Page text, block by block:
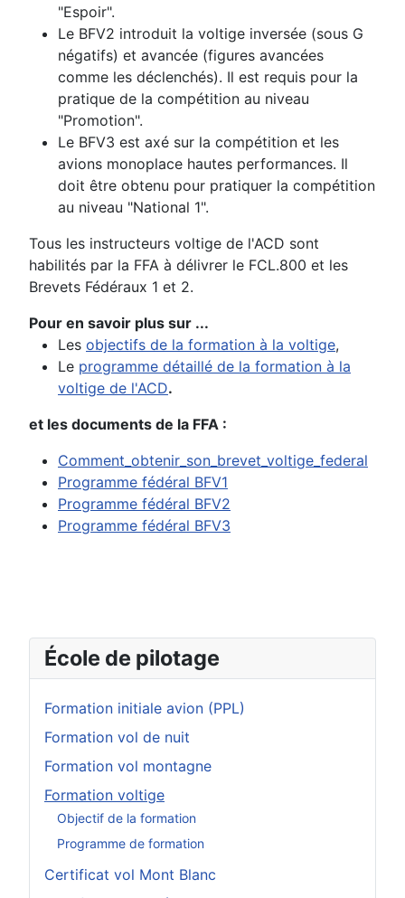
École de pilotage
Formation initiale avion (PPL)
Formation vol de nuit
Formation vol montagne
Formation voltige
Objectif de la formation
Programme de formation
Certificat vol Mont Blanc
"Espoir".
Le BFV2 introduit la voltige inversée (sous G
négatifs) et avancée (figures avancées
comme les déclenchés). Il est requis pour la
pratique de la compétition au niveau
"Promotion".
Le BFV3 est axé sur la compétition et les
avions monoplace hautes performances. Il
doit être obtenu pour pratiquer la compétition
au niveau "National 1".
Tous les instructeurs voltige de l'ACD sont
habilités par la FFA à délivrer le FCL.800 et les
Brevets Fédéraux 1 et 2.
Pour en savoir plus sur ...
Les objectifs de la formation à la voltige,
Le programme détaillé de la formation à la
voltige de l'ACD.
et les documents de la FFA :
Comment_obtenir_son_brevet_voltige_federal
Programme fédéral BFV1
Programme fédéral BFV2
Programme fédéral BFV3